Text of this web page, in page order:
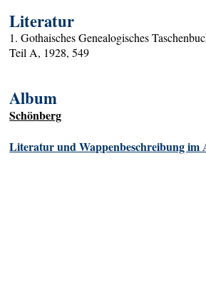
Literatur
1. Gothaisches Genealogisches
Teil A, 1928, 549
Album
Schönberg
Literatur und Wappenbeschreibung im